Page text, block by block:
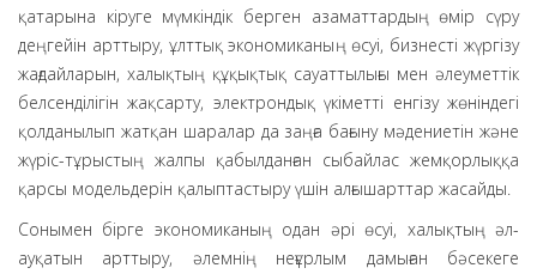
қатарына кіруге мүмкіндік берген азаматтардың өмір сүру
деңгейін арттыру, ұлттық экономиканың өсуі, бизнесті жүргізу
жағдайларын, халықтың құқықтық сауаттылығы мен әлеуметтік
белсенділігін жақсарту, электрондық үкіметті енгізу жөніндегі
қолданылып жатқан шаралар да заңға бағыну мәдениетін және
жүріс-тұрыстың жалпы қабылданған сыбайлас жемқорлыққа
қарсы модельдерін қалыптастыру үшін алғышарттар жасайды.
Сонымен бірге экономиканың одан әрі өсуі, халықтың әл-
ауқатын арттыру, әлемнің неғұрлым дамыған бәсекеге